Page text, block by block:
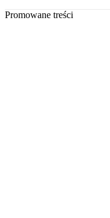
Promowane treści